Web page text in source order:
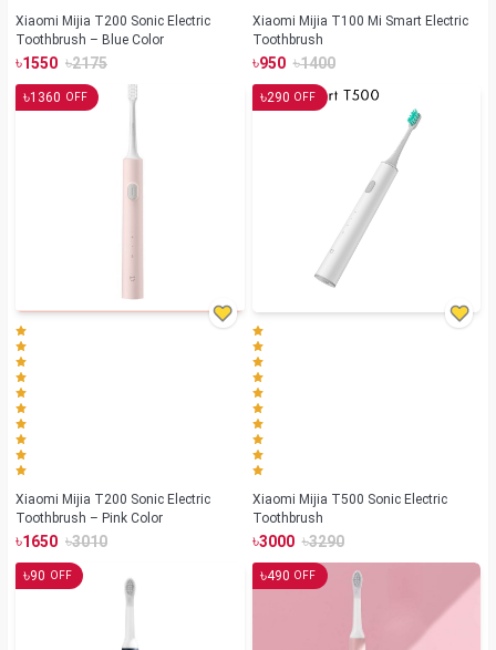
Xiaomi Mijia T200 Sonic Electric
Toothbrush – Blue Color
৳1550 ৳2175
Xiaomi Mijia T100 Mi Smart Electric
Toothbrush
৳950 ৳1400
৳1360 OFF
Xiaomi Mijia T200 Sonic Electric
Toothbrush – Pink Color
৳1650 ৳3010
৳290 OFF
Xiaomi Mijia T500 Sonic Electric
Toothbrush
৳3000 ৳3290
৳90 OFF ৳490 OFF